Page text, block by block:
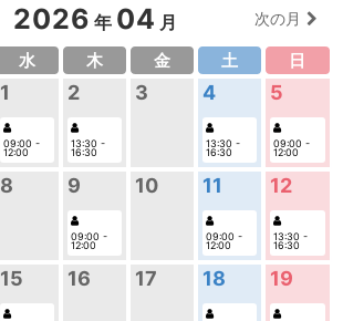
2026 年 04 月 次の月
水 木 金 土 日
1
09:00 -
12:00
2
13:30 -
16:30
3 4
13:30 -
16:30
5
09:00 -
12:00
8 9
09:00 -
12:00
10 11
09:00 -
12:00
12
13:30 -
16:30
15 16 17 18 19